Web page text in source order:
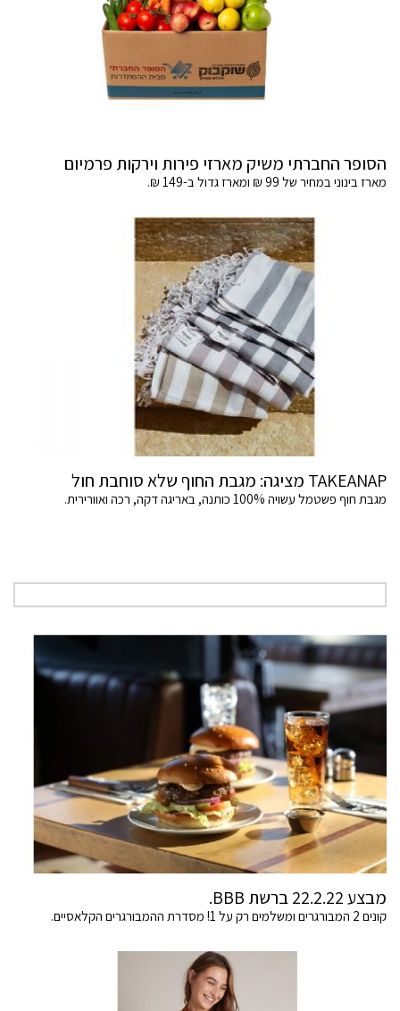
הסופר החברתי משיק מארזי פירות וירקות פרמיום
מארז בינוני במחיר של 99 ₪ ומארז גדול ב-149 ₪.
TAKEANAP מציגה: מגבת החוף שלא סוחבת חול
מגבת חוף פשטמל עשויה 100% כותנה, באריגה דקה, רכה ואוורירית.
מבצע 22.2.22 ברשת BBB.
קונים 2 המבורגרים ומשלמים רק על 1! מסדרת ההמבורגרים הקלאסיים.